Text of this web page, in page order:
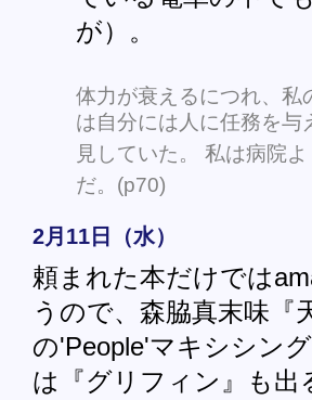
が）。
体力が衰えるにつれ、私
は自分には人に任務を
見していた。 私は病院
だ。(p70)
2月11日（水）
頼まれた本だけでは
うので、森脇真末味『
の'People'マキシシン
は『グリフィン』も出